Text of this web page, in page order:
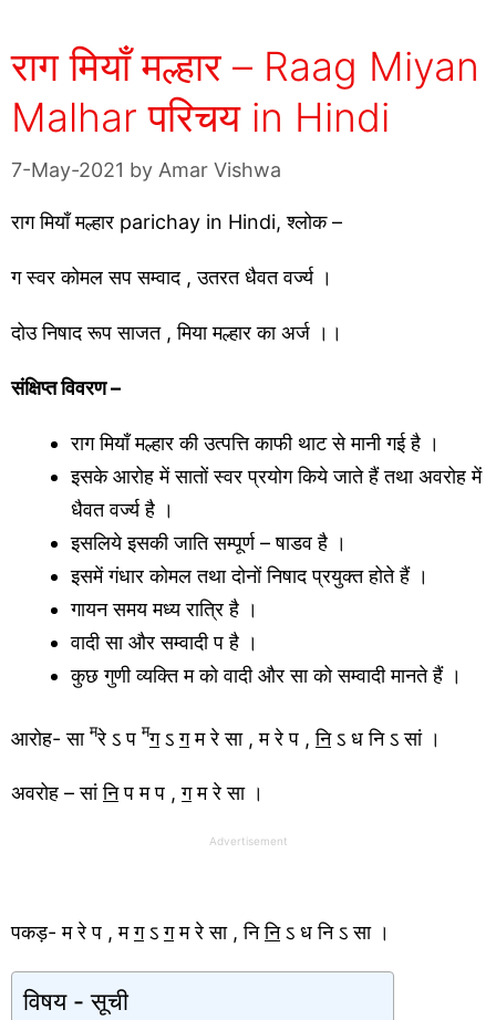
राग मियाँ मल्हार – Raag Miyan
Malhar परिचय in Hindi
7-May-2021 by Amar Vishwa
राग मियाँ मल्हार parichay in Hindi, श्लोक –
ग स्वर कोमल सप सम्वाद , उतरत धैवत वर्ज्य ।
दोउ निषाद रूप साजत , मिया मल्हार का अर्ज ।।
संक्षिप्त विवरण –
राग मियाँ मल्हार की उत्पत्ति काफी थाट से मानी गई है ।
इसके आरोह में सातों स्वर प्रयोग किये जाते हैं तथा अवरोह में
धैवत वर्ज्य है ।
इसलिये इसकी जाति सम्पूर्ण – षाडव है ।
इसमें गंधार कोमल तथा दोनों निषाद प्रयुक्त होते हैं ।
गायन समय मध्य रात्रि है ।
वादी सा और सम्वादी प है ।
कुछ गुणी व्यक्ति म को वादी और सा को सम्वादी मानते हैं ।
आरोह- सा मरे ऽ प मगऽगम रे सा , म रे प ,निऽ ध नि ऽ सां ।
अवरोह – सांनिप म प ,गम रे सा ।
Advertisement
पकड़- म रे प , मगऽगम रे सा , निनिऽ ध नि ऽ सा ।
विषय - सूची